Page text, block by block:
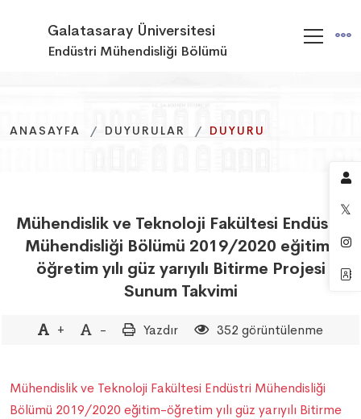
Galatasaray Üniversitesi
Endüstri Mühendisliği Bölümü
ANASAYFA DUYURULAR DUYURU
ANASAYFA DUYURULAR DUYURU
ANASAYFA DUYURULAR DUYURU
Mühendislik ve Teknoloji Fakültesi Endüstri
Mühendisliği Bölümü 2019/2020 eğitim-
öğretim yılı güz yarıyılı Bitirme Projesi
Sunum Takvimi
+ - Yazdır 352 görüntülenme
Mühendislik ve Teknoloji Fakültesi Endüstri Mühendisliği
Bölümü 2019/2020 eğitim-öğretim yılı güz yarıyılı Bitirme